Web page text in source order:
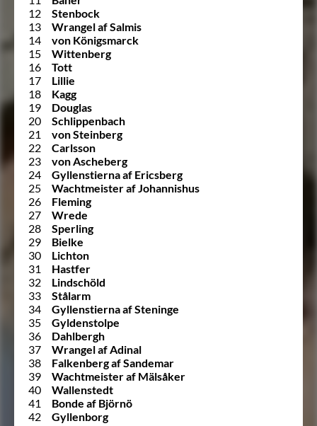
12
Stenbock
13
Wrangel af Salmis
14
von Königsmarck
15
Wittenberg
16
Tott
17
Lillie
18
Kagg
19
Douglas
20
Schlippenbach
21
von Steinberg
22
Carlsson
23
von Ascheberg
24
Gyllenstierna af Ericsberg
25
Wachtmeister af Johannishus
26
Fleming
27
Wrede
28
Sperling
29
Bielke
30
Lichton
31
Hastfer
32
Lindschöld
33
Stålarm
34
Gyllenstierna af Steninge
35
Gyldenstolpe
36
Dahlbergh
37
Wrangel af Adinal
38
Falkenberg af Sandemar
39
Wachtmeister af Mälsåker
40
Wallenstedt
41
Bonde af Björnö
42
Gyllenborg